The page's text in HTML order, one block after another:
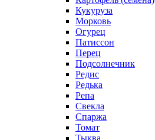
Кукуруза
Морковь
Огурец
Патиссон
Перец
Подсолнечник
Редис
Редька
Репа
Свекла
Спаржа
Томат
Тыква